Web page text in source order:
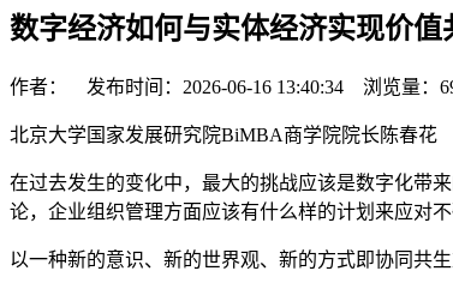
数字经济如何与实体经济实现价值
作者： 发布时间：2026-06-16 13:40:34 浏览量：
北京大学国家发展研究院BiMBA商学院院长陈春花
在过去发生的变化中，最大的挑战应该是数字化带
论，企业组织管理方面应该有什么样的计划来应对不
以一种新的意识、新的世界观、新的方式即协同共